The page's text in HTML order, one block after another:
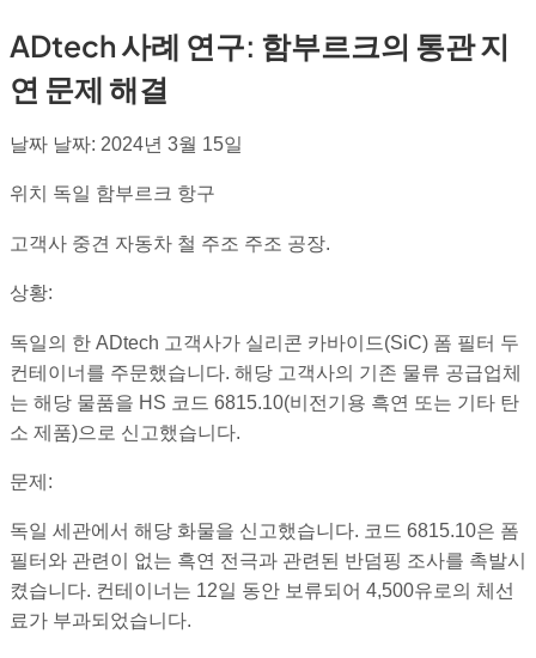
ADtech 사례 연구: 함부르크의 통관 지
연 문제 해결
날짜 날짜: 2024년 3월 15일
위치 독일 함부르크 항구
고객사 중견 자동차 철 주조 주조 공장.
상황:
독일의 한 ADtech 고객사가 실리콘 카바이드(SiC) 폼 필터 두
컨테이너를 주문했습니다. 해당 고객사의 기존 물류 공급업체
는 해당 물품을 HS 코드 6815.10(비전기용 흑연 또는 기타 탄
소 제품)으로 신고했습니다.
문제:
독일 세관에서 해당 화물을 신고했습니다. 코드 6815.10은 폼
필터와 관련이 없는 흑연 전극과 관련된 반덤핑 조사를 촉발시
켰습니다. 컨테이너는 12일 동안 보류되어 4,500유로의 체선
료가 부과되었습니다.